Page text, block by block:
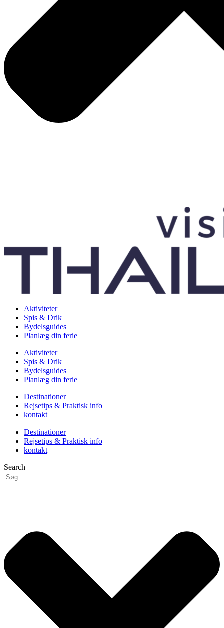
Aktiviteter
Spis & Drik
Bydelsguides
Planlæg din ferie
Aktiviteter
Spis & Drik
Bydelsguides
Planlæg din ferie
Destinationer
Rejsetips & Praktisk info
kontakt
Destinationer
Rejsetips & Praktisk info
kontakt
Search